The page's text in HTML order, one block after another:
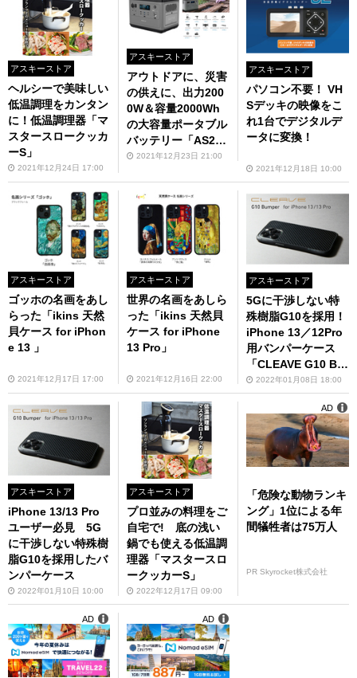
アスキーストア
ヘルシーで美味しい
低温調理をカンタン
に！低温調理器「マ
スタースロークッカ
ーS」
2021年12月24日 17:00
アスキーストア
アウトドアに、災害
の供えに、出力200
0W＆容量2000Wh
の大容量ポータブル
バッテリー「AS2K-
JP」
2021年12月23日 21:00
アスキーストア
パソコン不要！ VH
Sデッキの映像をこ
れ1台でデジタルデ
ータに変換！
2021年12月18日 10:00
アスキーストア
ゴッホの名画をあし
らった「ikins 天然
貝ケース for iPhon
e 13 」
2021年12月17日 17:00
アスキーストア
世界の名画をあしら
った「ikins 天然貝
ケース for iPhone
13 Pro」
2021年12月16日 22:00
アスキーストア
5Gに干渉しない特
殊樹脂G10を採用！
iPhone 13／12Pro
用バンパーケース
「CLEAVE G10 Bu
mper for iPhone 1
3/13 Pro」
2022年01月08日 18:00
アスキーストア
iPhone 13/13 Pro
ユーザー必見 5G
に干渉しない特殊樹
脂G10を採用したバ
ンパーケース
2022年01月10日 10:00
アスキーストア
プロ並みの料理をご
自宅で! 底の浅い
鍋でも使える低温調
理器「マスタースロ
ークッカーS」
2022年12月17日 09:00
「危険な動物ランキ
ング」1位による年
間犠牲者は75万人
PR Skyrocket株式会社
AD
AD AD